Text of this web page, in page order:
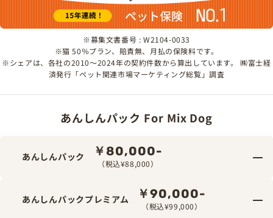
※募集文書番号 : W2104-0033
※猫 50％プラン、賠責無、月払の保険料です。
※シェアは、各社の2010～2024年の契約件数から算出しています。 ㈱富士経
済発行「ペット関連市場マーケティング総覧」調査
あんしんパック For Mix Dog
あんしんパック ￥80,000-
（税込¥88,000）
あんしんパックプレミアム ￥90,000-
（税込¥99,000）